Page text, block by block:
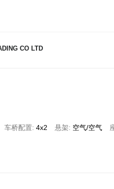
CO LTD
车桥配置 4x2 悬架 空气/空气